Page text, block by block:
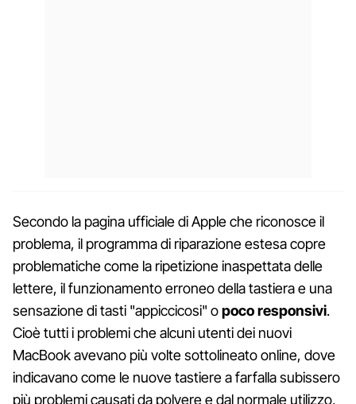
Secondo la pagina ufficiale di Apple che riconosce il
problema, il programma di riparazione estesa copre
problematiche come la ripetizione inaspettata delle
lettere, il funzionamento erroneo della tastiera e una
sensazione di tasti "appiccicosi" opoco responsivi.
Cioè tutti i problemi che alcuni utenti dei nuovi
MacBook avevano più volte sottolineato online, dove
indicavano come le nuove tastiere a farfalla subissero
più problemi causati da polvere e dal normale utilizzo,